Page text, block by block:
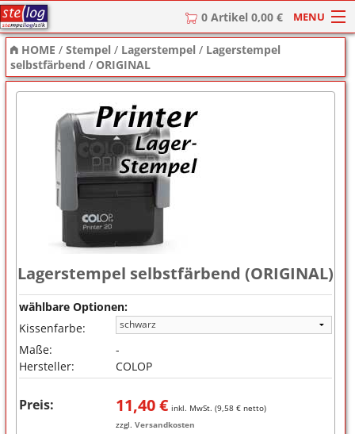
0 Artikel 0,00 € MENU
HOME
Stempel
Stempel-Textplatten
Stempelzubehör
HOME /Stempel / Lagerstempel / Lagerstempel
selbstfärbend / ORIGINAL
Lagerstempel selbstfärbend (ORIGINAL)
wählbare Optionen:
Kissenfarbe:
Maße:
-
Hersteller:
COLOP
Preis: 11,40€ inkl. MwSt. (9,58€ netto)
zzgl. Versandkosten